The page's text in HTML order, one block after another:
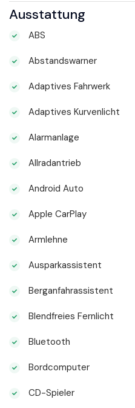
Ausstattung
ABS
Abstandswarner
Adaptives Fahrwerk
Adaptives Kurvenlicht
Alarmanlage
Allradantrieb
Android Auto
Apple CarPlay
Armlehne
Ausparkassistent
Berganfahrassistent
Blendfreies Fernlicht
Bluetooth
Bordcomputer
CD-Spieler